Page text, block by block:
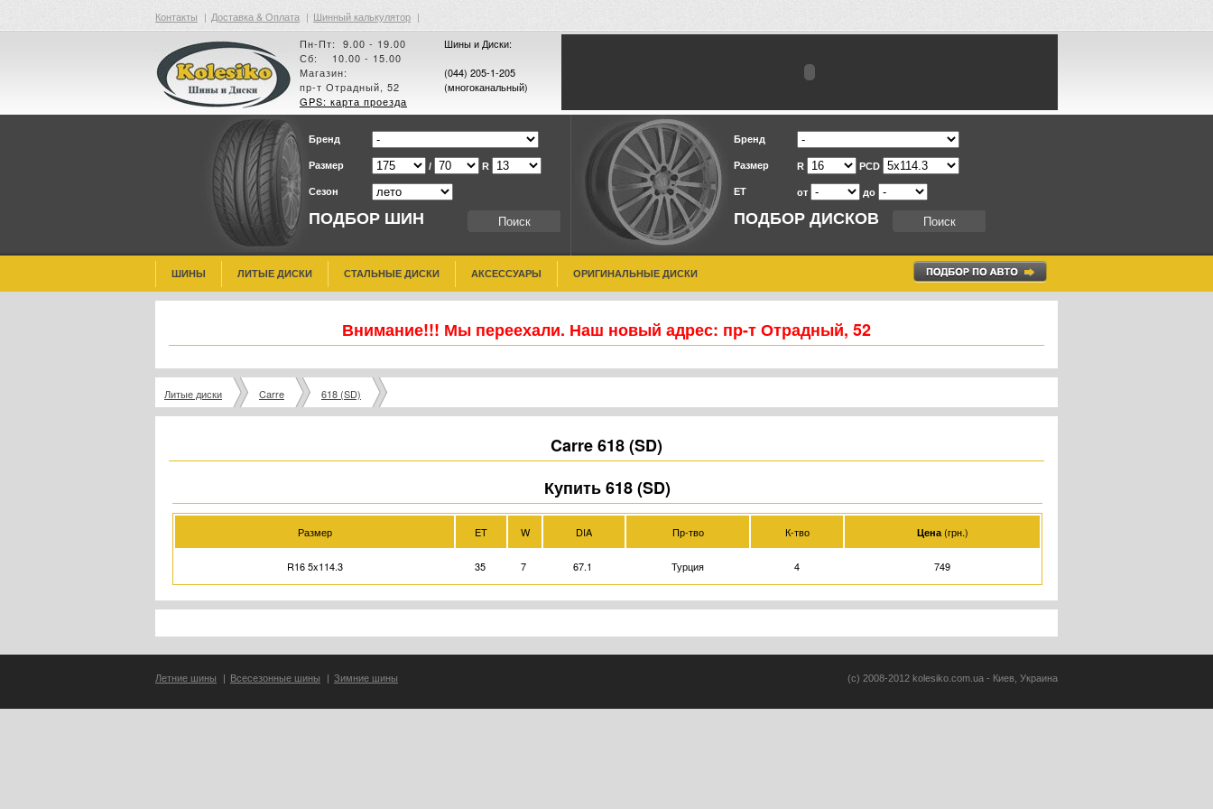
Контакты | Доставка & Оплата | Шинный калькулятор |
Пн-Пт: 9.00 - 19.00
Сб: 10.00 - 15.00
Магазин:
пр-т Отрадный, 52
GPS: карта проезда
Шины и Диски:
(044) 205-1-205
(многоканальный)
ПОДБОР ШИН
Бренд
Размер / R
Сезон
ПОДБОР ДИСКОВ
Бренд
Размер R PCD
ET от до
ШИНЫ ЛИТЫЕ ДИСКИ СТАЛЬНЫЕ ДИСКИ АКСЕССУАРЫ ОРИГИНАЛЬНЫЕ ДИСКИ
Внимание!!! Мы переехали. Наш новый адрес: пр-т Отрадный, 52
Литые диски Carre 618 (SD)
Carre 618 (SD)
Купить 618 (SD)
Размер ET W DIA Пр-тво К-тво Цена(грн.)
R16 5x114.3 35 7 67.1 Турция 4 749
Летние шины | Всесезонные шины | Зимние шины (c) 2008-2012 kolesiko.com.ua - Киев, Украина